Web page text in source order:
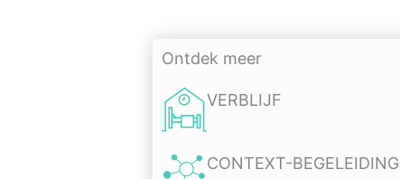
Ontdek meer
VERBLIJF
CONTEXT-BEGELEIDING